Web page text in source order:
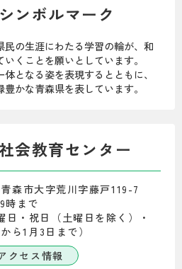
ンボルマーク
民の生涯にわたる学習の輪が、和
くことを願いとしています。
となる姿を表現するとともに、
かな青森県を表しています。
会教育センター
森市大字荒川字藤戸119-7
時まで
・祝日（土曜日を除く）・
ら1月3日まで）
クセス情報